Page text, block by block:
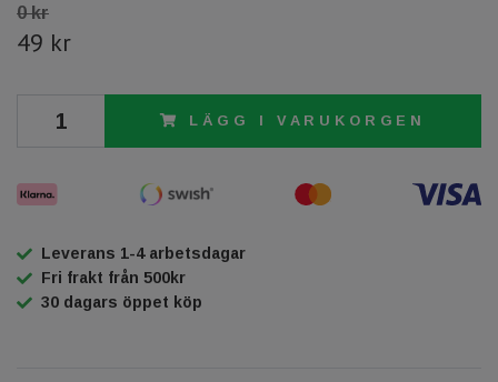
0 kr
49 kr
LÄGG I VARUKORGEN
Leverans 1-4 arbetsdagar
Fri frakt från 500kr
30 dagars öppet köp